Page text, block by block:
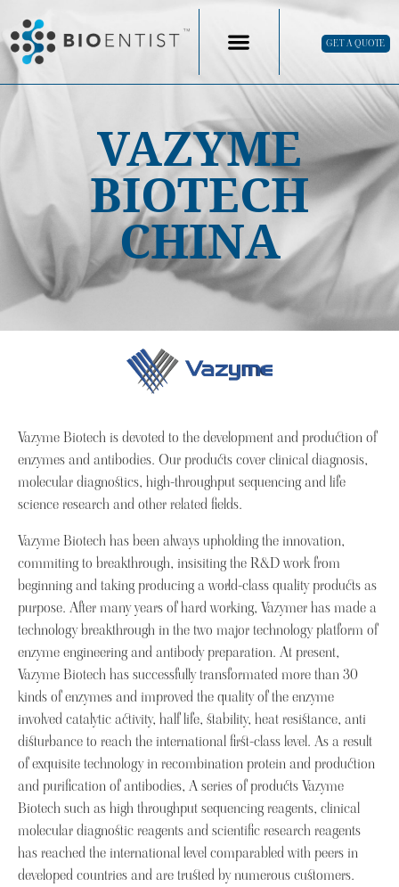
GET A QUOTE
VAZYME
BIOTECH
CHINA
Vazyme Biotech is devoted to the development and production of
enzymes and antibodies. Our products cover clinical diagnosis,
molecular diagnostics, high-throughput sequencing and life
science research and other related fields.
Vazyme Biotech has been always upholding the innovation,
commiting to breakthrough, insisiting the R&D work from
beginning and taking producing a world-class quality products as
purpose. After many years of hard working, Vazymer has made a
technology breakthrough in the two major technology platform of
enzyme engineering and antibody preparation. At present,
Vazyme Biotech has successfully transformated more than 30
kinds of enzymes and improved the quality of the enzyme
involved catalytic activity, half life, stability, heat resistance, anti
disturbance to reach the international first-class level. As a result
of exquisite technology in recombination protein and production
and purification of antibodies, A series of products Vazyme
Biotech such as high throughput sequencing reagents, clinical
molecular diagnostic reagents and scientific research reagents
has reached the international level comparabled with peers in
developed countries and are trusted by numerous customers.